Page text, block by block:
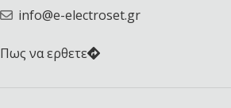
info@e-electroset.gr
Πως να ερθετε